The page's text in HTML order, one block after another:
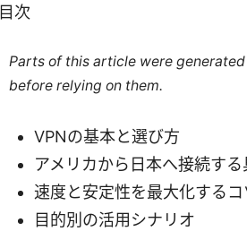
目次
Parts of this article were
before relying on them.
VPNの基本と選び方
アメリカから日本へ接続す
速度と安定性を最大化するコ
目的別の活用シナリオ